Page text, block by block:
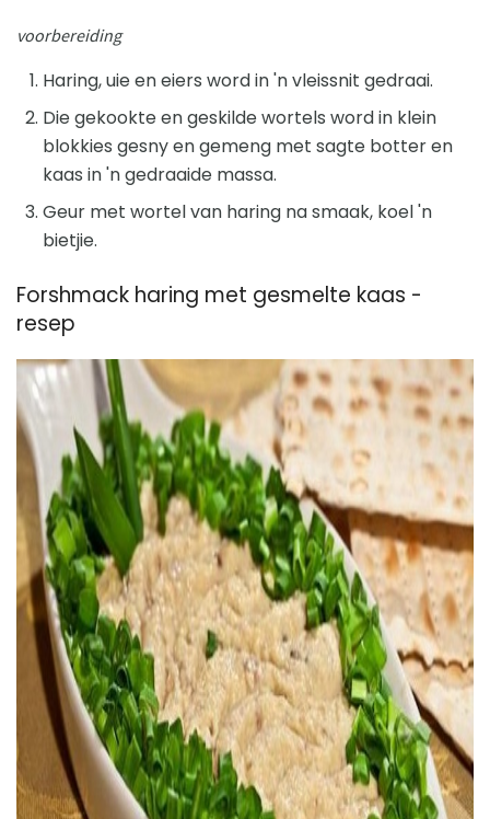
voorbereiding
Haring, uie en eiers word in 'n vleissnit gedraai.
Die gekookte en geskilde wortels word in klein
blokkies gesny en gemeng met sagte botter en
kaas in 'n gedraaide massa.
Geur met wortel van haring na smaak, koel 'n
bietjie.
Forshmack haring met gesmelte kaas -
resep
ad